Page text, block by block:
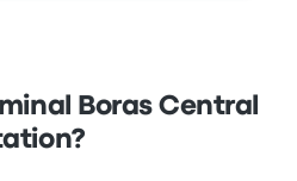
de ônibus em
Boras Central